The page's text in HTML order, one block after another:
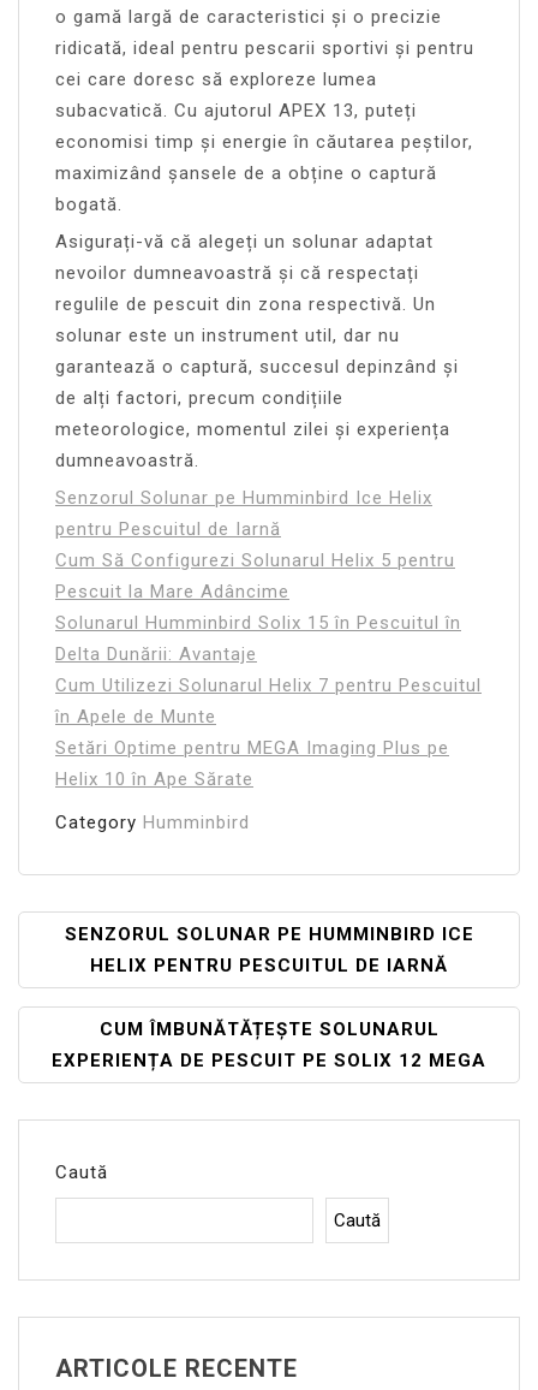
o gamă largă de caracteristici și o precizie
ridicată, ideal pentru pescarii sportivi și pentru
cei care doresc să exploreze lumea
subacvatică. Cu ajutorul APEX 13, puteți
economisi timp și energie în căutarea peștilor,
maximizând șansele de a obține o captură
bogată.
Asigurați-vă că alegeți un solunar adaptat
nevoilor dumneavoastră și că respectați
regulile de pescuit din zona respectivă. Un
solunar este un instrument util, dar nu
garantează o captură, succesul depinzând și
de alți factori, precum condițiile
meteorologice, momentul zilei și experiența
dumneavoastră.
Senzorul Solunar pe Humminbird Ice Helix
pentru Pescuitul de Iarnă
Cum Să Configurezi Solunarul Helix 5 pentru
Pescuit la Mare Adâncime
Solunarul Humminbird Solix 15 în Pescuitul în
Delta Dunării: Avantaje
Cum Utilizezi Solunarul Helix 7 pentru Pescuitul
în Apele de Munte
Setări Optime pentru MEGA Imaging Plus pe
Helix 10 în Ape Sărate
Category Humminbird
Navigare
În
Articole
SENZORUL SOLUNAR PE HUMMINBIRD ICE
HELIX PENTRU PESCUITUL DE IARNĂ
CUM ÎMBUNĂTĂȚEȘTE SOLUNARUL
EXPERIENȚA DE PESCUIT PE SOLIX 12 MEGA
Caută
Caută
ARTICOLE RECENTE